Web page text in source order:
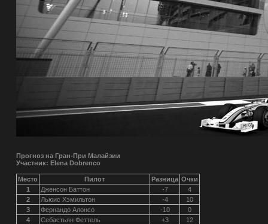
Прогноз на Гран-При Малайзии
Участник: Elena Dobrenco
Место Пилот Разница Очки
1
Дженсон Баттон -7
4
2
Льюис Хэмильтон -4
10
3
Фернандо Алонсо -10
0
4
Себастьян Феттель +3
12